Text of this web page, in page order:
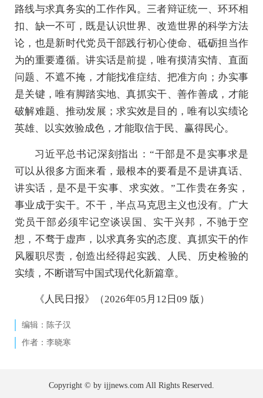
路线与求真务实的工作作风。三者辩证统一、环环相
扣、缺一不可，既是认识世界、改造世界的科学方法
论，也是新时代党员干部践行初心使命、砥砺担当作
为的重要遵循。讲实话是前提，唯有摸清实情、直面
问题、不遮不掩，才能找准症结、把准方向；办实事
是关键，唯有脚踏实地、真抓实干、善作善成，才能
破解难题、推动发展；求实效是目的，唯有以实绩论
英雄、以实效验成色，才能取信于民、赢得民心。
习近平总书记深刻指出：“干部是不是实事求是
可以从很多方面来看，最根本的要看是不是讲真话、
讲实话，是不是干实事、求实效。”工作贵在务实，
事业成于实干。不干，半点马克思主义也没有。广大
党员干部必须牢记空谈误国、实干兴邦，不驰于空
想，不骛于虚声，以求真务实的态度、真抓实干的作
风履职尽责，创造出经得起实践、人民、历史检验的
实绩，不断谱写中国式现代化新篇章。
《人民日报》（2026年05月12日09 版）
编辑：陈子汉
作者：李晓寒
Copyright © by ijjnews.com All Rights Reserved.